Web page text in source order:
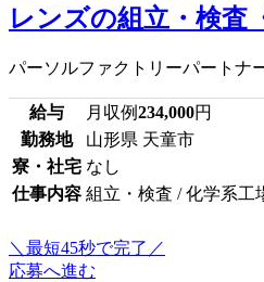
レンズの組立・検査
パーソルファクトリーパートナ
給与 月収例234,000円
勤務地
山形県 天童市
寮・社宅 なし
仕事内容 組立・検査 / 化学系工
＼最短45秒で完了／
応募へ進む